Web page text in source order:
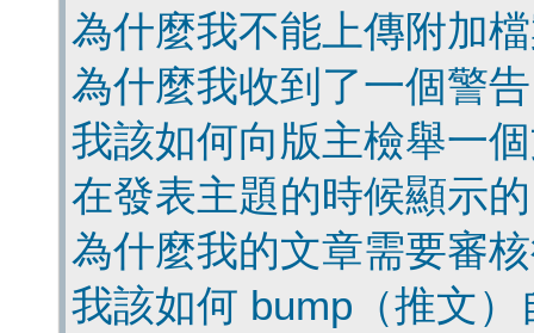
為什麼我不能上傳附加
為什麼我收到了一個警
我該如何向版主檢舉一
在發表主題的時候顯示
為什麼我的文章需要審
我該如何 bump（推文